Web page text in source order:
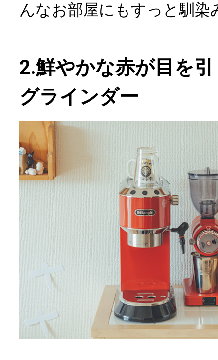
んなお部屋にもすっと馴染
2.鮮やかな赤が目を
グラインダー